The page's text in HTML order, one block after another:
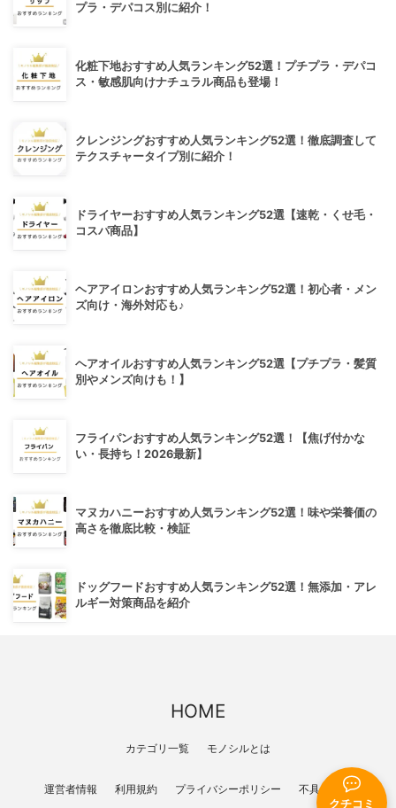
クチコミ
プラ・デパコス別に紹介！
化粧下地おすすめ人気ランキング52選！プチプラ・デパコ
ス・敏感肌向けナチュラル商品も登場！
クレンジングおすすめ人気ランキング52選！徹底調査して
テクスチャータイプ別に紹介！
ドライヤーおすすめ人気ランキング52選【速乾・くせ毛・
コスパ商品】
ヘアアイロンおすすめ人気ランキング52選！初心者・メン
ズ向け・海外対応も♪
ヘアオイルおすすめ人気ランキング52選【プチプラ・髪質
別やメンズ向けも！】
フライパンおすすめ人気ランキング52選！【焦げ付かな
い・長持ち！2026最新】
マヌカハニーおすすめ人気ランキング52選！味や栄養価の
高さを徹底比較・検証
ドッグフードおすすめ人気ランキング52選！無添加・アレ
ルギー対策商品を紹介
HOME
カテゴリ一覧 モノシルとは
運営者情報 利用規約 プライバシーポリシー 不具合報告